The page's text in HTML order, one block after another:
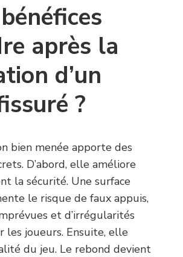
après la
d’un
?
bien menée apporte des
D’abord, elle améliore
la sécurité. Une surface
le risque de faux appuis,
et d’irrégularités
les joueurs. Ensuite, elle
du jeu. Le rebond devient